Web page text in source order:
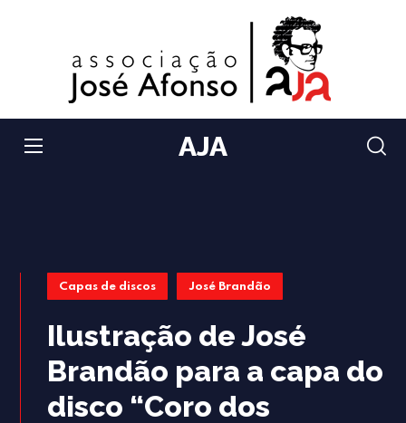
AJA
Capas de discos José Brandão
Ilustração de José
Brandão para a capa do
disco “Coro dos